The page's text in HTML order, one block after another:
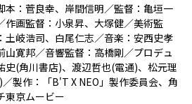
本：菅良幸、岸間信明／監督：亀垣一
作画監督：小泉昇、大塚健／美術監
土岐浩司、白尾仁志／音楽：安西史孝
山寛邦／音響監督：高橋剛／プロデュ
史(角川書店)、渡辺哲也(電通)、松元理
製作：「B'T X NEO」製作委員会、角
東京ムービー